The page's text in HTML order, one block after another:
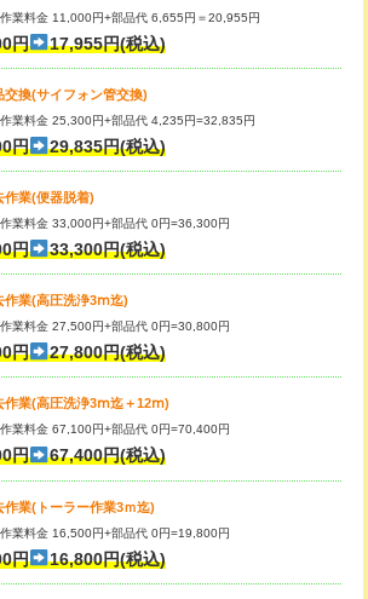
業料金 11,000円+部品代 6,655円＝20,955円
円 17,955円(税込)
交換(サイフォン管交換)
業料金 25,300円+部品代 4,235円=32,835円
円 29,835円(税込)
作業(便器脱着)
業料金 33,000円+部品代 0円=36,300円
円 33,300円(税込)
作業(高圧洗浄3ⅿ迄)
業料金 27,500円+部品代 0円=30,800円
円 27,800円(税込)
作業(高圧洗浄3ⅿ迄＋12ⅿ)
業料金 67,100円+部品代 0円=70,400円
円 67,400円(税込)
作業(トーラー作業3ｍ迄)
業料金 16,500円+部品代 0円=19,800円
円 16,800円(税込)